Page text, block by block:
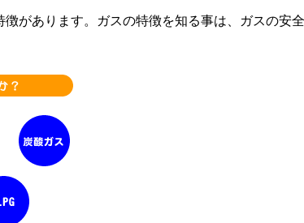
があります。ガスの特徴を知る事は、ガスの安